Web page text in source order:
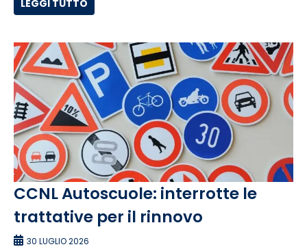
LEGGI TUTTO
CCNL Autoscuole: interrotte le
trattative per il rinnovo
30 LUGLIO 2026